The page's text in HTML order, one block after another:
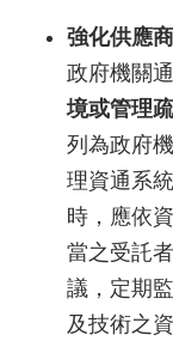
強化供應
政府機關
境或管理
列為政府
理資通系
時，應依
當之受託
議，定期
及技術之